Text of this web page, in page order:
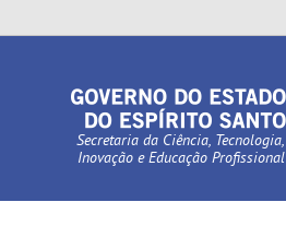
Secretaria da Ciência, Tecnologia,
Inovação e Educação Profissional